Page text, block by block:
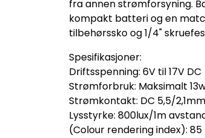
fra annen strømforsyning.
kompakt batteri og en
tilbehørssko og 1/4"
Spesifikasjoner:
Driftsspenning: 6V til 17V DC
Strømforbruk: Maksimalt
Strømkontakt: DC 5,5/
Lysstyrke: 800lux/1m
(Colour rendering index):